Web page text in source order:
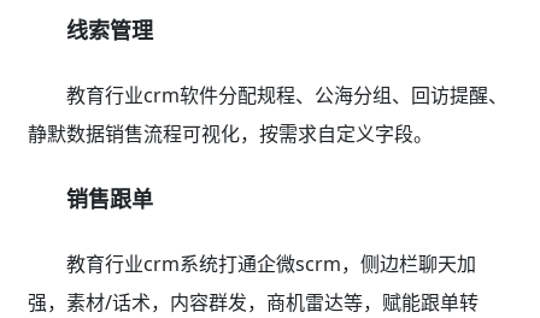
线索管理
教育行业crm软件分配规程、公海分组、回访提醒、
静默数据销售流程可视化，按需求自定义字段。
销售跟单
教育行业crm系统打通企微scrm，侧边栏聊天加
强，素材/话术，内容群发，商机雷达等，赋能跟单转